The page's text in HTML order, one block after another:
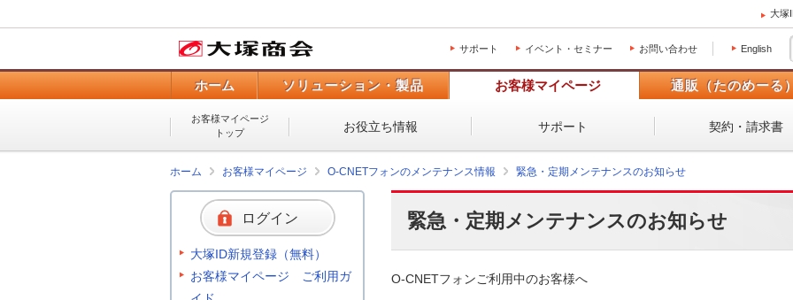
大塚
サポート イベント・セミナー お問い合わせ English
ホーム ソリューション・製品 お客様マイページ 通販（たのめーる）
お客様マイページ
トップ
お役立ち情報 サポート 契約・請求書
ホーム お客様マイページ O-CNETフォンのメンテナンス情報 緊急・定期メンテナンスのお知らせ
緊急・定期メンテナンスのお知らせ
O-CNETフォンご利用中のお客様へ
ログイン
大塚ID新規登録（無料）
お客様マイページ ご利用ガ